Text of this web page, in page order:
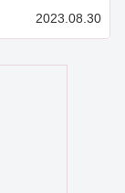
2023.08.30